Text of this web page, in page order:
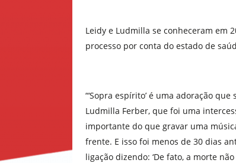
Leidy e Ludmilla se conheceram em
processo por conta do estado de
“‘Sopra espírito’ é uma adoração
Ludmilla Ferber, que foi uma
importante do que gravar uma
frente. E isso foi menos de 30 dias
ligação dizendo: ‘De fato, a morte